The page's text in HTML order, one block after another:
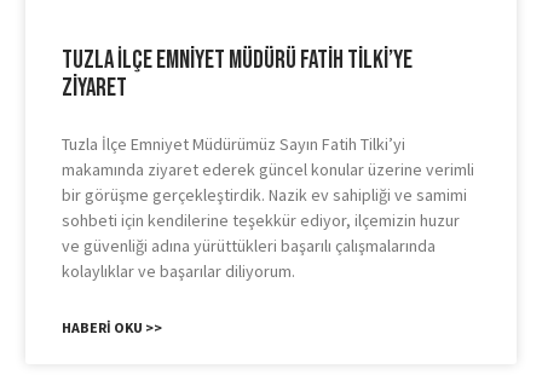
Tuzla İlçe Emniyet Müdürü Fatih Tilki’ye
Ziyaret
Tuzla İlçe Emniyet Müdürümüz Sayın Fatih Tilki’yi
makamında ziyaret ederek güncel konular üzerine verimli
bir görüşme gerçekleştirdik. Nazik ev sahipliği ve samimi
sohbeti için kendilerine teşekkür ediyor, ilçemizin huzur
ve güvenliği adına yürüttükleri başarılı çalışmalarında
kolaylıklar ve başarılar diliyorum.
HABERI OKU >>